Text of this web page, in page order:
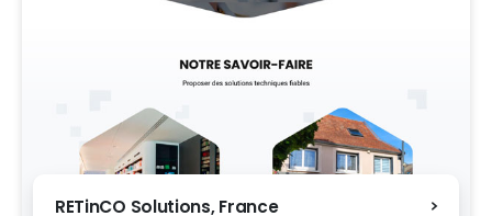
RETinCO Solutions, France